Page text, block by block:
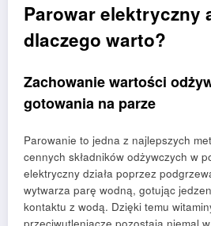
Parowar elektryczny
dlaczego warto?
Zachowanie wartości
gotowania na parze
Parowanie to jedna z najlepszych
cennych składników odżywczych w
elektryczny działa poprzez
wytwarza parę wodną, gotując
kontaktu z wodą. Dzięki temu